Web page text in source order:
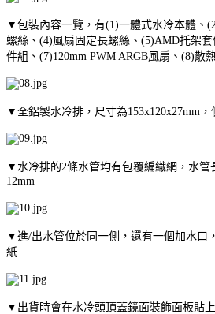
▼包裝內容一覽，有(1)一體式水冷本體、
螺絲、(4)風扇固定長螺絲、(5)AMD托架
件組、(7)120mm PWM ARGB風扇、(8)散
▼全鋁製水冷排，尺寸為153x120x27mm，
▼水冷排的2條水管均有包覆編織網，水管
12mm
▼進/出水管位於同一側，還有一個加水口
紙
▼出貨時會在水冷頭頂蓋鏡面裝飾面板貼